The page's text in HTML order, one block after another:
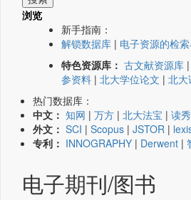
浏览
新手指南：
解锁数据库 | 电子资源的检
特色资源库： 古文献资源库 |
参资料 | 北大学位论文 | 北大
热门数据库：
中文： 知网 | 万方 | 北大法宝 | 读秀
外文： SCI | Scopus | JSTOR |
专利： INNOGRAPHY | Derwent |
电子期刊/图书